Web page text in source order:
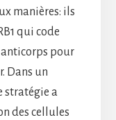
manières: ils
qui code
anticorps pour
Dans un
stratégie a
des cellules